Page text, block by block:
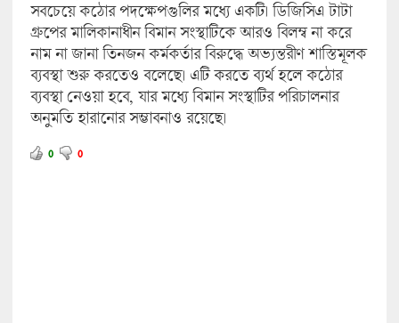
সবচেয়ে কঠোর পদক্ষেপগুলির মধ্যে একটি। ডিজিসিএ টাটা
গ্রুপের মালিকানাধীন বিমান সংস্থাটিকে আরও বিলম্ব না করে
নাম না জানা তিনজন কর্মকর্তার বিরুদ্ধে অভ্যন্তরীণ শাস্তিমূলক
ব্যবস্থা শুরু করতেও বলেছে। এটি করতে ব্যর্থ হলে কঠোর
ব্যবস্থা নেওয়া হবে, যার মধ্যে বিমান সংস্থাটির পরিচালনার
অনুমতি হারানোর সম্ভাবনাও রয়েছে।
0 0